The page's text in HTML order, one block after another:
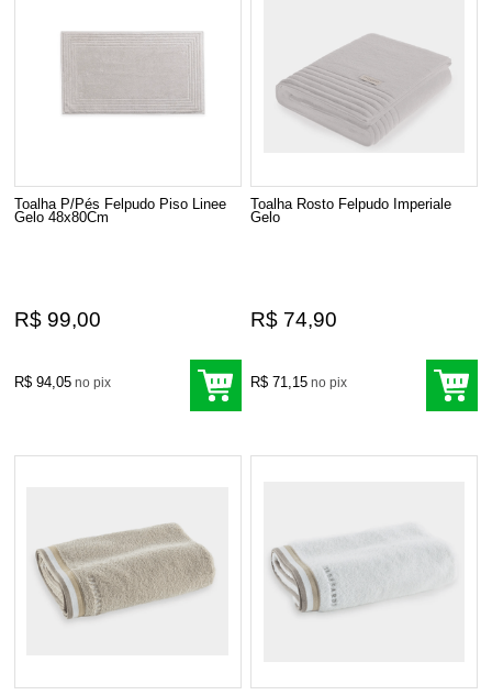
Toalha P/Pés Felpudo Piso Linee
Gelo 48x80Cm
R$ 99,00
R$ 94,05 no pix
Toalha Rosto Felpudo Imperiale
Gelo
R$ 74,90
R$ 71,15 no pix